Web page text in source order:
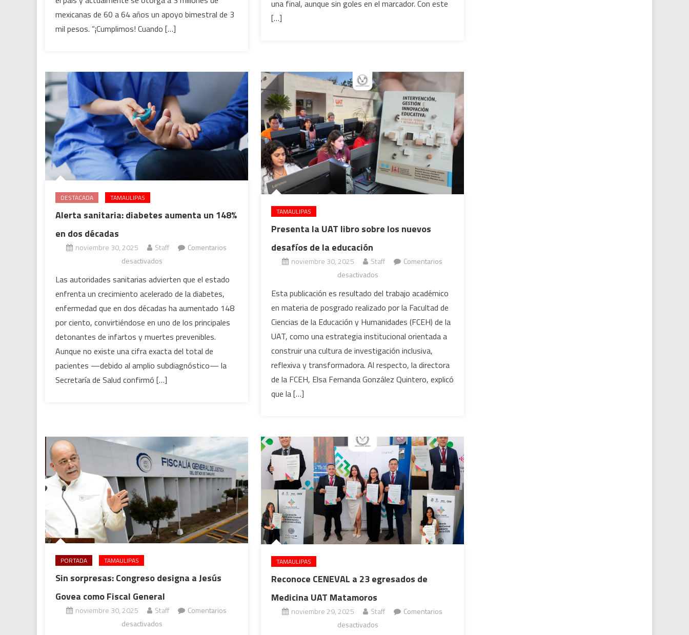
reciben
la
mexicanas de 60 a 64 años un apoyo bimestral de 3
mil pesos. “¡Cumplimos! Cuando […]
se
una final, aunque sin goles en el marcador. Con este
[…]
DESTACADA TAMAULIPAS
Alerta sanitaria: diabetes aumenta un 148%
en dos décadas
noviembre 30, 2025 Staff
Comentarios
desactivados
sanitaria:
diabetes
aumenta
un
148%
en
dos
décadas
Las autoridades sanitarias advierten que el estado
enfrenta un crecimiento acelerado de la diabetes,
enfermedad que en dos décadas ha aumentado 148
por ciento, convirtiéndose en uno de los principales
detonantes de infartos y muertes prevenibles.
Aunque no existe una cifra exacta del total de
pacientes —debido al amplio subdiagnóstico— la
Secretaría de Salud confirmó […]
TAMAULIPAS
Presenta la UAT libro sobre los nuevos
desafíos de la educación
noviembre 30, 2025 Staff
Comentarios
desactivados
la
UAT
libro
sobre
los
nuevos
desafíos
Esta publicación es resultado del trabajo académico
en materia de posgrado realizado por la Facultad de
Ciencias de la Educación y Humanidades (FCEH) de la
UAT, como una estrategia institucional orientada a
construir una cultura de investigación inclusiva,
reflexiva y transformadora. Al respecto, la directora
de la FCEH, Elsa Fernanda González Quintero, explicó
que la […]
PORTADA TAMAULIPAS
Sin sorpresas: Congreso designa a Jesús
Govea como Fiscal General
noviembre 30, 2025 Staff
Comentarios
desactivados
TAMAULIPAS
Reconoce CENEVAL a 23 egresados de
Medicina UAT Matamoros
noviembre 29, 2025 Staff
Comentarios
desactivados